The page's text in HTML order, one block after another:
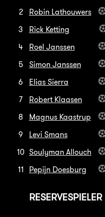
2
Robin Lathouwers
3
Rick Ketting
4
Roel Janssen
5
Simon Janssen
6
Elias Sierra
7
Robert Klaasen
8
Magnus Kaastrup
9
Levi Smans
10 Soulyman Allouch
11
Pepijn Doesburg
RESERVESPIELER